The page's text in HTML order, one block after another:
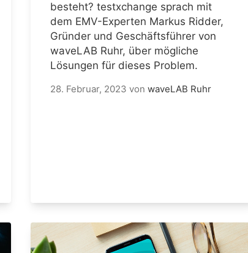
besteht? testxchange sprach mit
dem EMV-Experten Markus Ridder,
Gründer und Geschäftsführer von
waveLAB Ruhr, über mögliche
Lösungen für dieses Problem.
28. Februar, 2023 von waveLAB Ruhr